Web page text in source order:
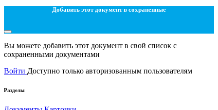
Добавить этот документ в сохраненные
Вы можете добавить этот документ в свой список с
сохраненными документами
Войти Доступно только авторизованным пользователям
Разделы